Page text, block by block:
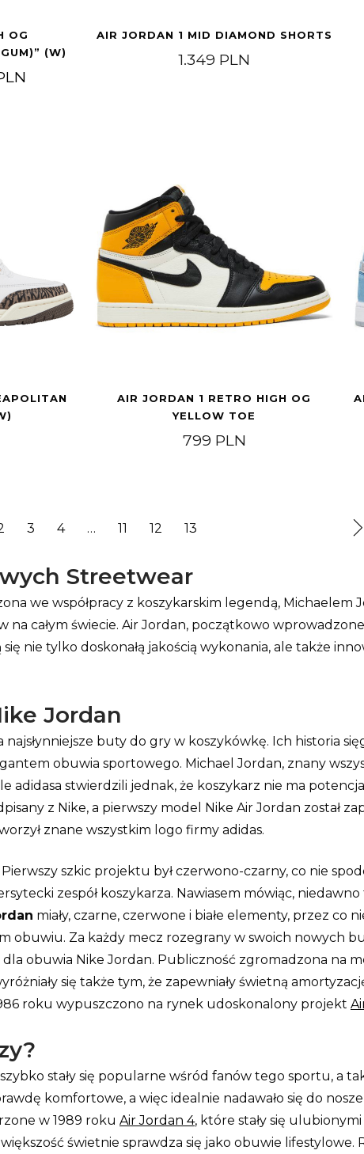
OG
(W)
price was: 1.049 PLN.
Current price is: 849 PLN.
AIR JORDAN 1 MID DIAMOND SHORTS
1.349 PLN
PLN
AIR JORDAN 1 RETRO HIGH OG
YELLOW TOE
799 PLN
3 4 … 11 12 13
Streetwear
we współpracy z koszykarskim legendą, Michaelem
całym świecie. Air Jordan, początkowo
nie tylko doskonałą jakością wykonania, ale także
Jordan
buty do gry w koszykówkę. Ich historia
obuwia sportowego. Michael Jordan, znany
stwierdzili jednak, że koszykarz nie ma
z Nike, a pierwszy model Nike Air Jordan został
znane wszystkim logo firmy adidas.
szkic projektu był czerwono-czarny, co nie
zespół koszykarza. Nawiasem mówiąc,
miały, czarne, czerwone i białe elementy, przez co
Za każdy mecz rozegrany w swoich nowych
dla obuwia Nike Jordan. Publiczność zgromadzona na
się także tym, że zapewniały świetną
roku wypuszczono na rynek udoskonalony projekt
stały się popularne wśród fanów tego sportu, a
komfortowe, a więc idealnie nadawało się do
w 1989 roku Air Jordan 4, które stały się
świetnie sprawdza się jako obuwie lifestylowe.